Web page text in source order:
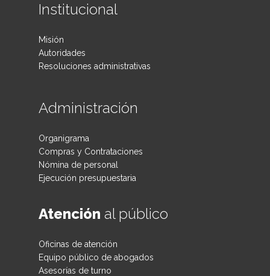
Institucional
Misión
Autoridades
Resoluciones administrativas
Administración
Organigrama
Compras y Contrataciones
Nómina de personal
Ejecución presupuestaria
Atención al público
Oficinas de atención
Equipo público de abogados
Asesorías de turno